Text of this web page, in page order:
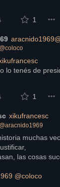
1
@coloco
lo tenés de
1
xikufrancesc
@aracnido1969
muchas
las cosas
@coloco